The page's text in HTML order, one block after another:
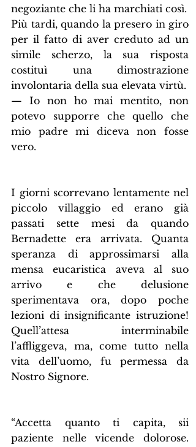
negoziante che li ha marchiati così.
Più tardi, quando la presero in giro
per il fatto di aver creduto ad un
simile scherzo, la sua risposta
costituì una dimostrazione
involontaria della sua elevata virtù.
— Io non ho mai mentito, non
potevo supporre che quello che
mio padre mi diceva non fosse
vero.
I giorni scorrevano lentamente nel
piccolo villaggio ed erano già
passati sette mesi da quando
Bernadette era arrivata. Quanta
speranza di approssimarsi alla
mensa eucaristica aveva al suo
arrivo e che delusione
sperimentava ora, dopo poche
lezioni di insignificante istruzione!
Quell’attesa interminabile
l’affliggeva, ma, come tutto nella
vita dell’uomo, fu permessa da
Nostro Signore.
“Accetta quanto ti capita, sii
paziente nelle vicende dolorose.